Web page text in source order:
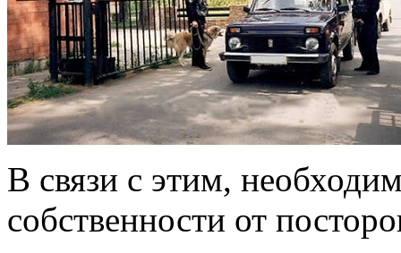
В связи с этим,
собственности от